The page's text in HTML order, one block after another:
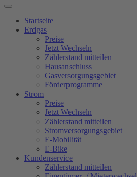
Startseite
Erdgas
Preise
Jetzt Wechseln
Zählerstand mitteilen
Hausanschluss
Gasversorgungsgebiet
Förderprogramme
Strom
Preise
Jetzt Wechseln
Zählerstand mitteilen
Stromversorgungsgebiet
E-Mobilität
E-Bike
Kundenservice
Zählerstand mitteilen